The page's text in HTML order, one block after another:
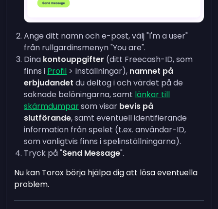
Ange ditt namn och e-post, välj "I'm a user"
från rullgardinsmenyn "You are".
Dina kontouppgifter (ditt Freecash-ID, som
finns i Profil > Inställningar), namnet på
erbjudandet du deltog i och värdet på de
saknade belöningarna, samt länkar till
skärmdumparsom visar bevis på
slutförande, samt eventuell identifierande
information från spelet (t.ex. användar-ID,
som vanligtvis finns i spelinställningarna).
Tryck på "Send Message".
Nu kan Torox börja hjälpa dig att lösa eventuella
problem.